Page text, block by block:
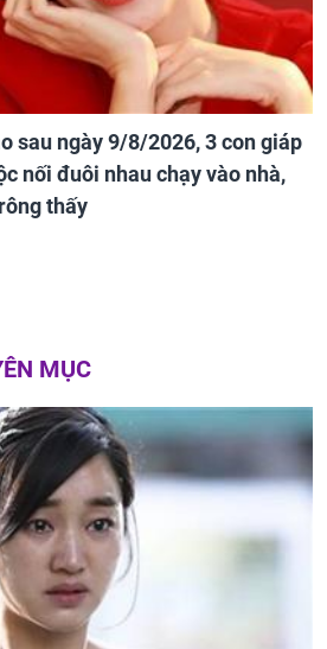
sau ngày 9/8/2026, 3 con giáp
nối đuôi nhau chạy vào nhà,
thấy
MỤC